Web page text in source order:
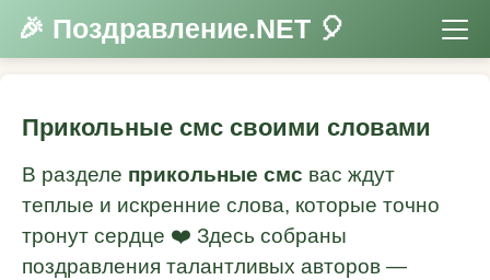
🎉 Поздравление.NET 🎈
Прикольные смс своими словами
В разделе прикольные смс вас ждут
теплые и искренние слова, которые точно
тронут сердце ❤️ Здесь собраны
поздравления талантливых авторов —